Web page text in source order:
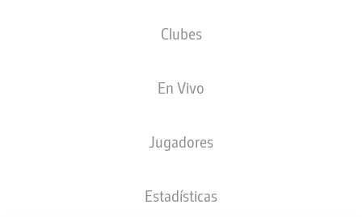
Clubes
En Vivo
Jugadores
Estadísticas
23.05.1994
TAMAÑO